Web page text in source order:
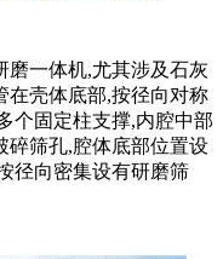
磨一体机,尤其涉及石灰
在壳体底部,按径向对称
个固定柱支撑,内腔中部
碎筛孔,腔体底部位置设
径向密集设有研磨筛